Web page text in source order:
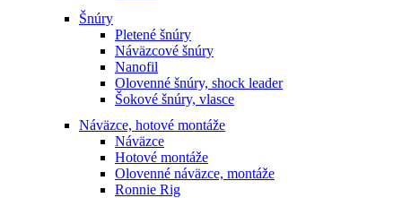
Šnúry
Pletené šnúry
Náväzcové šnúry
Nanofil
Olovenné šnúry, shock leader
Šokové šnúry, vlasce
Náväzce, hotové montáže
Náväzce
Hotové montáže
Olovenné náväzce, montáže
Ronnie Rig